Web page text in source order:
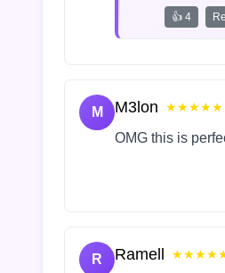
👍 4
M M3lon ★★★★★
OMG this is
R Ramell